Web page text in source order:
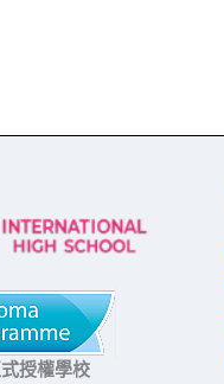
授權學校